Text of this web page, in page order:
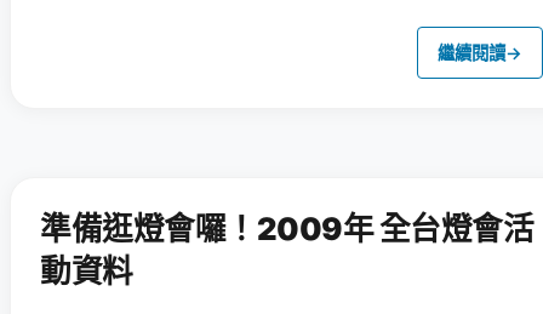
繼續閱讀→
準備逛燈會囉！2009年 全台燈會活
動資料